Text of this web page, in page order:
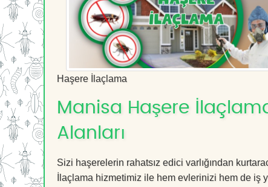
Haşere İlaçlama
Manisa Haşere
Alanları
Sizi haşerelerin rahatsız edici varlığından
İlaçlama hizmetimiz ile hem evlerinizi hem de